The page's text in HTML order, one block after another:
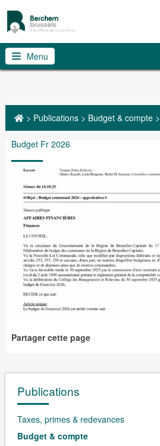
Menu
> Publications> Budget & compte>
Budget Fr 2026
Partager cette page
Publications
Taxes, primes & redevances
Budget & compte